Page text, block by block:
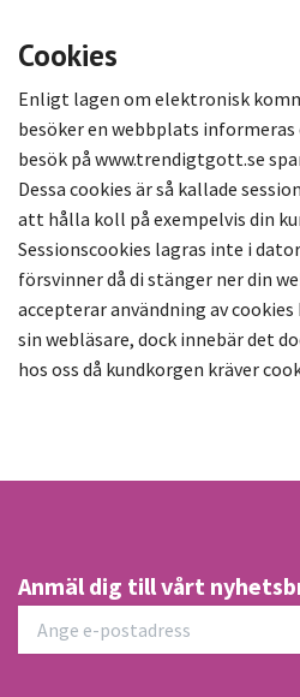
Cookies
Enligt lagen om elektronisk
besöker en webbplats informeras
besök på www.trendigtgott.se
Dessa cookies är så kallade
att hålla koll på exempelvis din
Sessionscookies lagras inte i
försvinner då di stänger ner din
accepterar användning av
sin webläsare, dock innebär det
hos oss då kundkorgen kräver
Anmäl dig till vårt